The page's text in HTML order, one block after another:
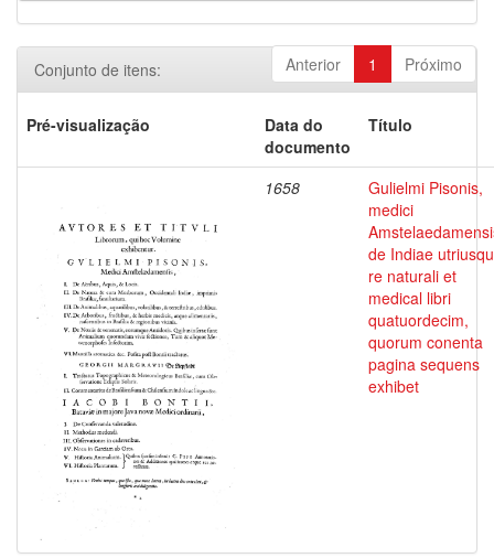
Anterior 1 Próximo
Conjunto de itens:
Pré-visualização
Data do
documento
Título
1658
Gulielmi Pisonis,
medici
de Indiae
re naturali et
medical libri
quatuordecim,
quorum conenta
pagina sequens
exhibet